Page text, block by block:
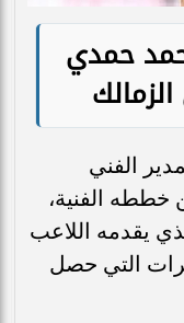
حمدي
الفني
الفنية،
يقدمه اللاعب
التي حصل